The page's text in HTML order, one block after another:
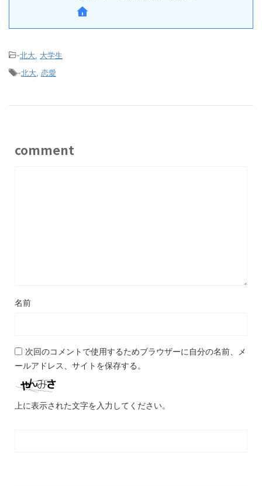
-北大 大学生
-北大 恋愛
comment
名前
次回のコメントで使用するためブラウザーに自分の名前、メ
ールアドレス、サイトを保存する。
上に表示された文字を入力してください。